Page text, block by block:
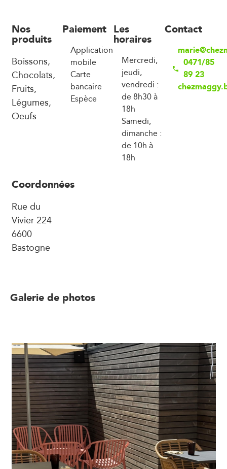
Nos
produits
Boissons,
Chocolats,
Fruits,
Légumes,
Oeufs
Paiement
Application
mobile
Carte
bancaire
Espèce
Les
horaires
Mercredi,
jeudi,
vendredi :
de 8h30 à
18h
Samedi,
dimanche :
de 10h à
18h
Contact
0471/85
89 23
Coordonnées
Rue du
Vivier 224
6600
Bastogne
Galerie de photos